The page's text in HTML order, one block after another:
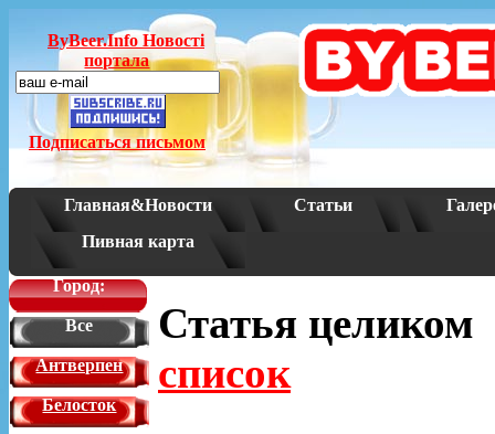
ByBeer.Info Новостi
портала
Подписаться письмом
Главная&Новости Статьи
Пивная карта
Город:
Все
Антверпен
Белосток
Статья
список